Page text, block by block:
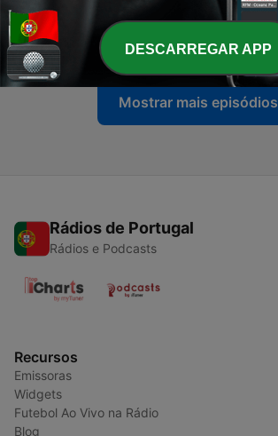
189 - Giacomo Leopardi, L'infinito (Poesia)
17 maio 2026
Mostrar mais episódios
Rádios de Portugal
Rádios e Podcasts
Recursos
Emissoras
Widgets
Futebol Ao Vivo na Rádio
Blog
DESCARREGAR APP